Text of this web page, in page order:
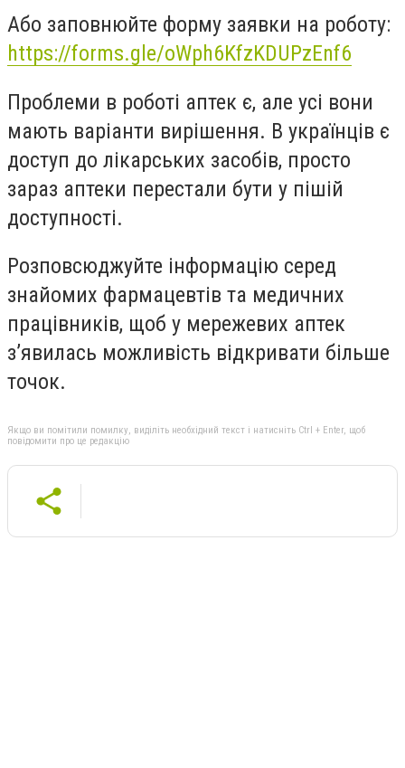
Або заповнюйте форму заявки на роботу:
https://forms.gle/oWph6KfzKDUPzEnf6
Проблеми в роботі аптек є, але усі вони
мають варіанти вирішення. В українців є
доступ до лікарських засобів, просто
зараз аптеки перестали бути у пішій
доступності.
Розповсюджуйте інформацію серед
знайомих фармацевтів та медичних
працівників, щоб у мережевих аптек
з’явилась можливість відкривати більше
точок.
Якщо ви помітили помилку, виділіть необхідний текст і натисніть Ctrl + Enter, щоб
повідомити про це редакцію